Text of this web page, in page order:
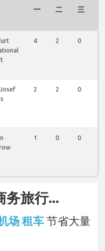
一 二 三
4 2 0
2 2 0
1 0 0
务旅行...
场 租车 节省大量